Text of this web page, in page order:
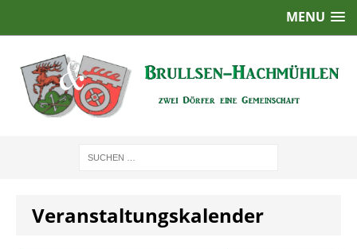
MENU
Veranstaltungskalender